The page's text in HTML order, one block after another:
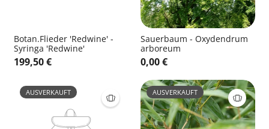
Botan.Flieder 'Redwine' -
Syringa 'Redwine'
199,50 €
Sauerbaum - Oxydendrum
arboreum
0,00 €
AUSVERKAUFT AUSVERKAUFT